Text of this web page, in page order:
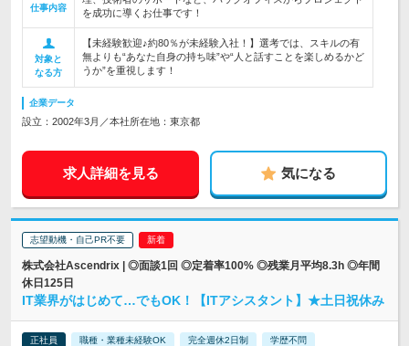
仕事内容
を成功に導くお仕事です！
対象と
なる方
【未経験歓迎♪約80％が未経験入社！】選考では、スキルの有
無よりも“あなた自身の持ち味”や“人と話すことを楽しめるかど
うか”を重視します！
企業データ
設立：2002年3月／本社所在地：東京都
求人詳細を見る 気になる
志望動機・自己PR不要
株式会社Ascendrix | ◎面談1回 ◎定着率100% ◎残業月平均8.3h ◎年間
休日125日
IT業界がはじめて…でもOK！【ITアシスタント】★土日祝休み
正社員 職種・業種未経験OK 完全週休2日制 学歴不問